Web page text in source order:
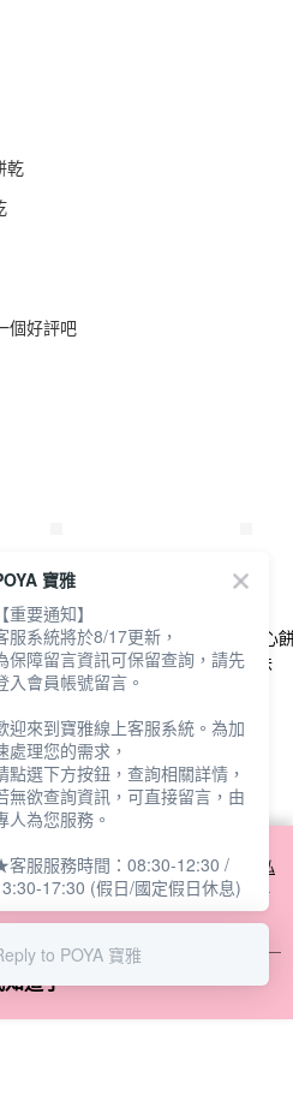
乾
個好評吧
派mini夾心餅乾
酸甜草莓口味
麗滋三明治夾心
106g-香草口味
排行
站使用 cookie 方式之詳情，及若您不希
腦的 cookie 設定，請參閱本網站「
隱私
本網站即表示您同意本公司得按本網站使
知道了
寶雅
【重要通知】
服系統將於8/17更新，
保障留言資訊可保留查詢，請先
入會員帳號留言。
迎來到寶雅線上客服系統。為加
處理您的需求，
點選下方按鈕，查詢相關詳情，
無欲查詢資訊，可直接留言，由
人為您服務。
服服務時間：08:30-12:30 /
17:30 (假日/國定假日休息)
to POYA 寶雅